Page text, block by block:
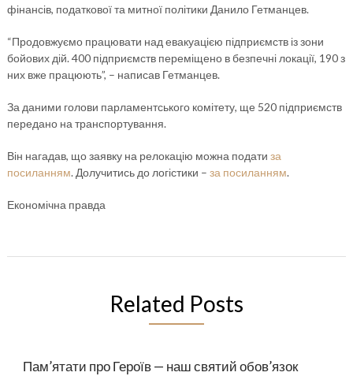
фінансів, податкової та митної політики Данило Гетманцев.
“Продовжуємо працювати над евакуацією підприємств із зони
бойових дій. 400 підприємств переміщено в безпечні локації, 190 з
них вже працюють”, – написав Гетманцев.
За даними голови парламентського комітету, ще 520 підприємств
передано на транспортування.
Він нагадав, що заявку на релокацію можна подати за
посиланням. Долучитись до логістики – за посиланням.
Економічна правда
Related Posts
Пам’ятати про Героїв — наш святий обов’язок